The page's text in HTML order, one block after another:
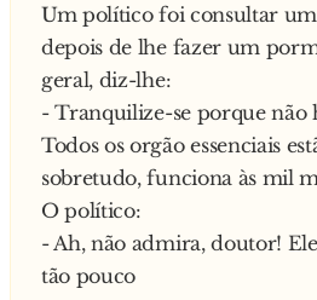
Um político foi consultar um
depois de lhe fazer um
geral, diz-lhe:
- Tranquilize-se porque não
Todos os orgão essenciais
sobretudo, funciona às mil
O político:
- Ah, não admira, doutor!
tão pouco